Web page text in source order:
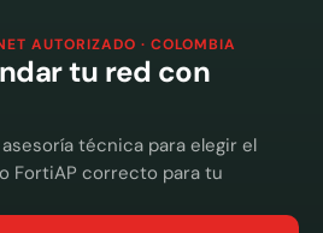
AUTORIZADO · COLOMBIA
tu red con
técnica para elegir el
FortiAP correcto para tu